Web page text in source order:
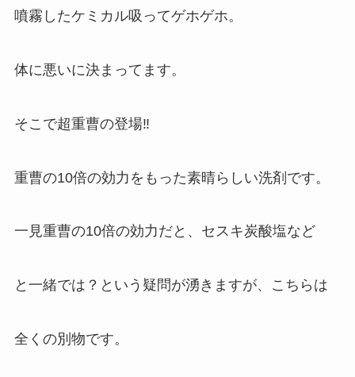
噴霧したケミカル吸ってゲホゲホ。
体に悪いに決まってます。
そこで超重曹の登場‼️
重曹の10倍の効力をもった素晴らしい洗剤です。
一見重曹の10倍の効力だと、セスキ炭酸塩など
と一緒では？という疑問が湧きますが、こちらは
全くの別物です。